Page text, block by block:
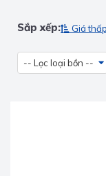
Sắp xếp: Giá
-- Lọc loại bồn --